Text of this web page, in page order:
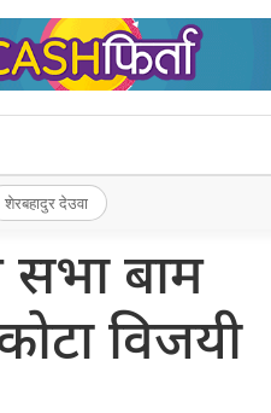
शेरबहादुर देउवा
सभा बाम
विजयी